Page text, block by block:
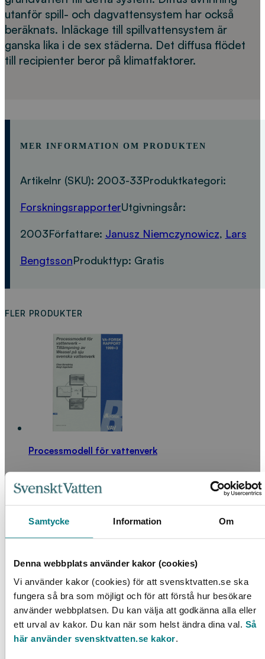
Samtycke Information Om
Denna webbplats använder kakor (cookies)
Vi använder kakor (cookies) för att svensktvatten.se ska
fungera så bra som möjligt och för att förstå hur besökare
använder webbplatsen. Du kan välja att godkänna alla eller
ett urval av kakor. Du kan när som helst ändra dina val. Så
här använder svensktvatten.se kakor.
utanför spill- och dagvattensystem har också
beräknats. Inläckage till spillvattensystem är
ganska lika i de sex städerna. Det diffusa flödet
till recipienter beror på klimatfaktorer.
MER INFORMATION OM PRODUKTEN
Artikelnr (SKU): 2003-33Produktkategori:
ForskningsrapporterUtgivningsår:
2003Författare: Janusz Niemczynowicz, Lars
BengtssonProdukttyp: Gratis
FLER PRODUKTER
Processmodell för vattenverk
LÄS MER
Utvärdering av VA-lösningar i ekobyar